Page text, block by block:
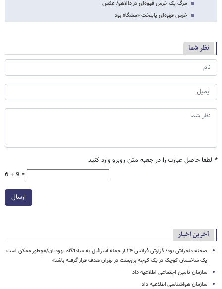
مرگ یک خرس قهوه‌ای در دالاهو/ عکس
خرس قهوه‌ای پایتخت «مشگا» بود
نظر شما
* لطفا حاصل عبارت را در جعبه متن روبرو وارد کنید
6 + 9 =
ارسال
آخرین اخبار
صحنه دلخراش بود؛ گزارش فرانس ۲۴ از حمله اسرائیل به عبادتگاه یهودیان/«چطور ممکن است
یک ساختمان کوچک در یک کوچه بن‌بست در تهران هدف قرار گرفته باشد»
سازمان تأمین اجتماعی اطلاعیه داد
سازمان هواشناسی اطلاعیه داد